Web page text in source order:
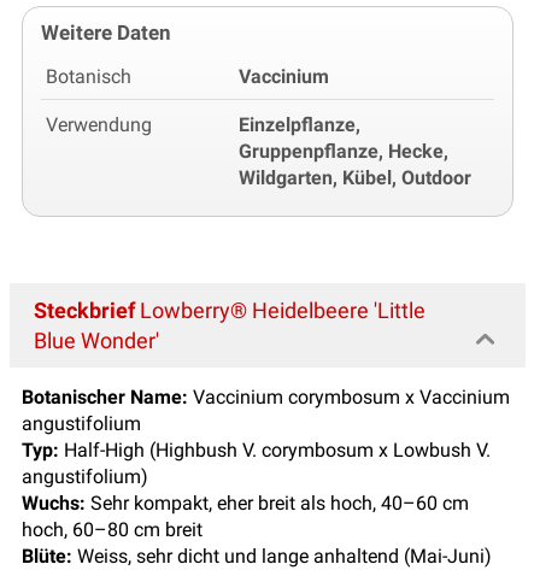
Weitere Daten
Botanisch Vaccinium
Verwendung
Einzelpflanze,
Gruppenpflanze, Hecke,
Wildgarten, Kübel, Outdoor
SteckbriefLowberry® Heidelbeere 'Little
Blue Wonder'
Botanischer Name: Vaccinium corymbosum x Vaccinium
angustifolium
Typ: Half-High (Highbush V. corymbosum x Lowbush V.
angustifolium)
Wuchs: Sehr kompakt, eher breit als hoch, 40–60 cm
hoch, 60–80 cm breit
Blüte: Weiss, sehr dicht und lange anhaltend (Mai-Juni)